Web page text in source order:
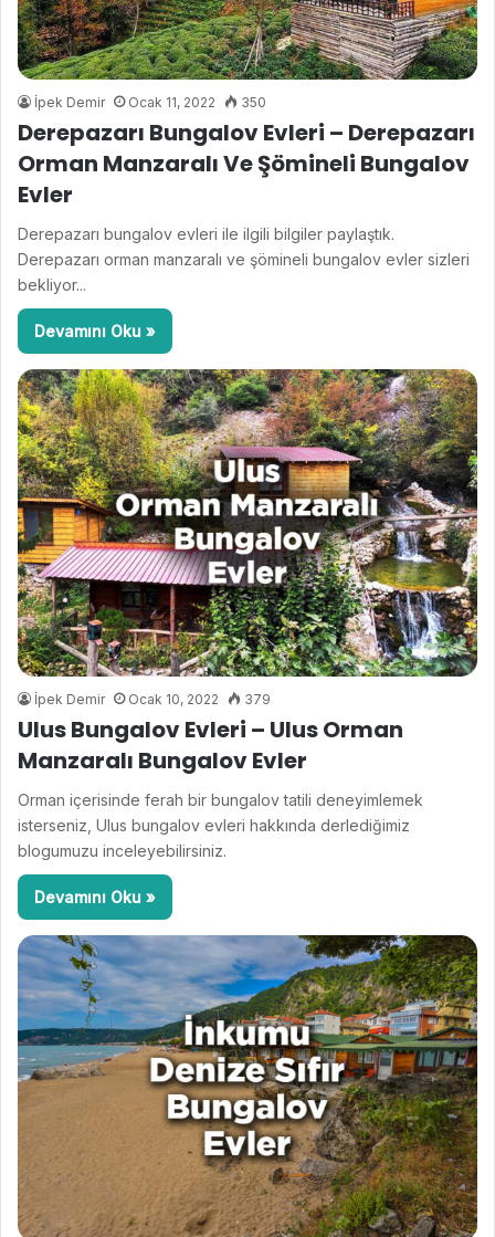
İpek Demir Ocak 11, 2022 350
Derepazarı Bungalov Evleri – Derepazarı
Orman Manzaralı Ve Şömineli Bungalov
Evler
Derepazarı bungalov evleri ile ilgili bilgiler paylaştık.
Derepazarı orman manzaralı ve şömineli bungalov evler sizleri
bekliyor...
Devamını Oku »
İpek Demir Ocak 10, 2022 379
Ulus Bungalov Evleri – Ulus Orman
Manzaralı Bungalov Evler
Orman içerisinde ferah bir bungalov tatili deneyimlemek
isterseniz, Ulus bungalov evleri hakkında derlediğimiz
blogumuzu inceleyebilirsiniz.
Devamını Oku »